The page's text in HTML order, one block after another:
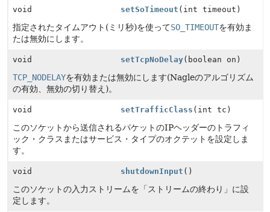
void setSoTimeout (int timeout)
指定されたタイムアウト(ミリ秒)を使ってSO_TIMEOUTを有効ま
たは無効にします。
void setTcpNoDelay(boolean on)
TCP_NODELAYを有効または無効にします(Nagleのアルゴリズム
の有効、無効の切り替え)。
void setTrafficClass (int tc)
このソケットから送信されるパケットのIPヘッダーのトラフィ
ック・クラスまたはサービス・タイプのオクテットを設定しま
す。
void shutdownInput ()
このソケットの入力ストリームを「ストリームの終わり」に設
定します。